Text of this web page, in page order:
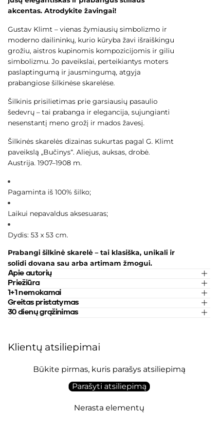
akcentas. Atrodykite žavingai!
Gustav Klimt – vienas žymiausių simbolizmo ir
moderno dailininkų, kurio kūryba žavi išraiškingu
grožiu, aistros kupinomis kompozicijomis ir giliu
simbolizmu. Jo paveikslai, perteikiantys moters
paslaptingumą ir jausmingumą, atgyja
prabangiose šilkinėse skarelėse.
Šilkinis prisilietimas prie garsiausių pasaulio
šedevrų – tai prabanga ir elegancija, sujungianti
nesenstantį meno grožį ir mados žavesį.
Šilkinės skarelės dizainas sukurtas pagal G. Klimt
paveikslą „Bučinys“. Aliejus, auksas, drobė.
Austrija. 1907–1908 m.
Pagaminta iš 100% šilko;
Laikui nepavaldus aksesuaras;
Dydis: 53 x 53 cm.
Prabangi šilkinė skarelė – tai klasiška, unikali ir
solidi dovana sau arba artimam žmogui.
Apie autorių
Priežiūra
1+1 nemokamai
Greitas pristatymas
30 dienų grąžinimas
Klientų atsiliepimai
Būkite pirmas, kuris parašys atsiliepimą
Parašyti atsiliepimą
Nerasta elementų